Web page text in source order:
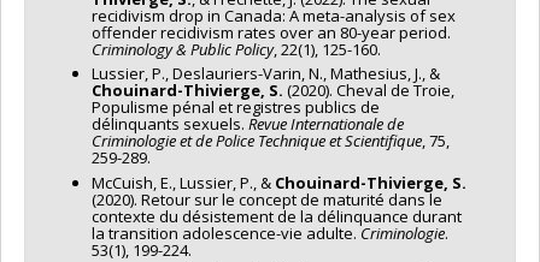
recidivism drop in Canada: A meta-analysis of sex
offender recidivism rates over an 80-year period.
Criminology & Public Policy, 22(1), 125-160.
Lussier, P., Deslauriers-Varin, N., Mathesius, J., &
Chouinard-Thivierge, S. (2020). Cheval de Troie,
Populisme pénal et registres publics de
délinquants sexuels. Revue Internationale de
Criminologie et de Police Technique et Scientifique, 75,
259-289.
McCuish, E., Lussier, P., & Chouinard-Thivierge, S.
(2020). Retour sur le concept de maturité dans le
contexte du désistement de la délinquance durant
la transition adolescence-vie adulte.Criminologie.
53(1), 199-224.